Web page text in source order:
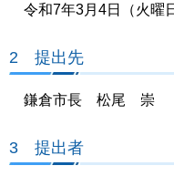
令和7年3月4日（火曜
2 提出先
鎌倉市長 松尾 崇
3 提出者